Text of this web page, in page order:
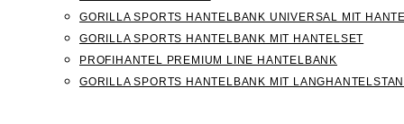
GORILLA SPORTS HANTELBANK UNIVERSAL MIT
GORILLA SPORTS HANTELBANK MIT HANTELSET
PROFIHANTEL PREMIUM LINE HANTELBANK
GORILLA SPORTS HANTELBANK MIT